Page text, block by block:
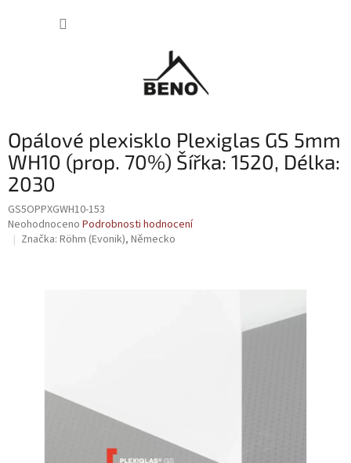
Opálové plexisklo Plexiglas GS 5mm
WH10 (prop. 70%) Šířka: 1520, Délka:
2030
GS5OPPXGWH10-153
Průměrné
hodnocení
Neohodnoceno Podrobnosti hodnocení
Značka: Röhm (Evonik), Německo